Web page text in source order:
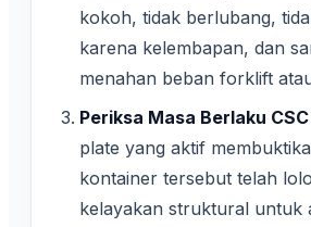
kokoh, tidak berlubang,
karena kelembapan, dan
menahan beban forklift
Periksa Masa Berlaku
plate yang aktif
kontainer tersebut telah
kelayakan struktural untuk